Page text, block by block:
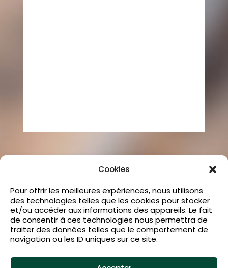
Cookies
Pour offrir les meilleures expériences, nous utilisons
des technologies telles que les cookies pour stocker
et/ou accéder aux informations des appareils. Le fait
de consentir à ces technologies nous permettra de
traiter des données telles que le comportement de
navigation ou les ID uniques sur ce site.